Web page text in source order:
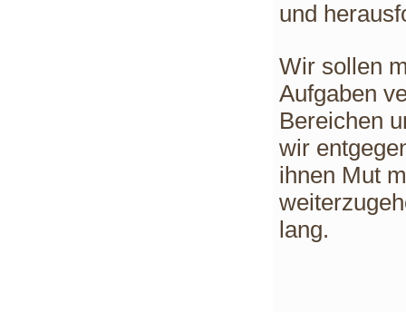
und
Wir sollen
Aufgaben
Bereichen
wir
ihnen Mut
lang.